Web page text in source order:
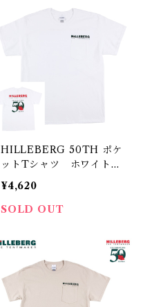
HILLEBERG 50TH ポケ
ットTシャツ ホワイト
L
¥4,620
SOLD OUT